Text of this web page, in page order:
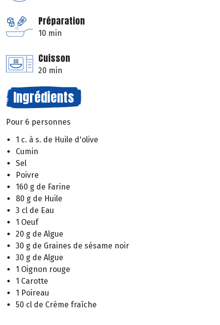
Préparation
10 min
Cuisson
20 min
Ingrédients
Pour 6 personnes
1 c. à s. de Huile d'olive
Cumin
Sel
Poivre
160 g de Farine
80 g de Huile
3 cl de Eau
1 Oeuf
20 g de Algue
30 g de Graines de sésame noir
30 g de Algue
1 Oignon rouge
1 Carotte
1 Poireau
50 cl de Crème fraîche